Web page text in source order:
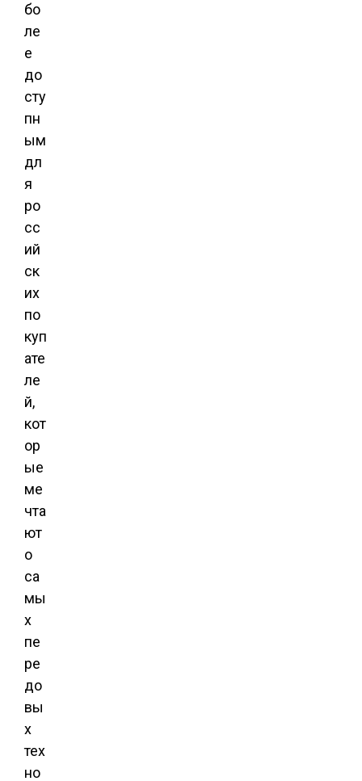
бо
ле
е
до
сту
пн
ым
дл
я
ро
сс
ий
ск
их
по
куп
ате
ле
й,
кот
ор
ые
ме
чта
ют
о
са
мы
х
пе
ре
до
вы
х
тех
но